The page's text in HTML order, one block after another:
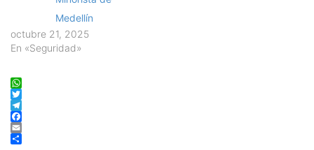
Medellín
octubre 21, 2025
En «Seguridad»
WhatsApp
Twitter
Telegram
Facebook
Email